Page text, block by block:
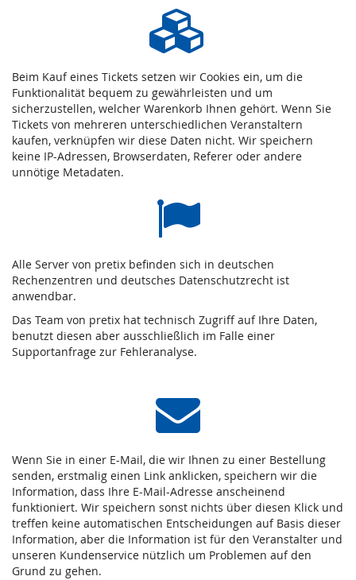
Beim Kauf eines Tickets setzen wir Cookies ein, um die
Funktionalität bequem zu gewährleisten und um
sicherzustellen, welcher Warenkorb Ihnen gehört. Wenn Sie
Tickets von mehreren unterschiedlichen Veranstaltern
kaufen, verknüpfen wir diese Daten nicht. Wir speichern
keine IP-Adressen, Browserdaten, Referer oder andere
unnötige Metadaten.
Alle Server von pretix befinden sich in deutschen
Rechenzentren und deutsches Datenschutzrecht ist
anwendbar.
Das Team von pretix hat technisch Zugriff auf Ihre Daten,
benutzt diesen aber ausschließlich im Falle einer
Supportanfrage zur Fehleranalyse.
Wenn Sie in einer E-Mail, die wir Ihnen zu einer Bestellung
senden, erstmalig einen Link anklicken, speichern wir die
Information, dass Ihre E-Mail-Adresse anscheinend
funktioniert. Wir speichern sonst nichts über diesen Klick und
treffen keine automatischen Entscheidungen auf Basis dieser
Information, aber die Information ist für den Veranstalter und
unseren Kundenservice nützlich um Problemen auf den
Grund zu gehen.